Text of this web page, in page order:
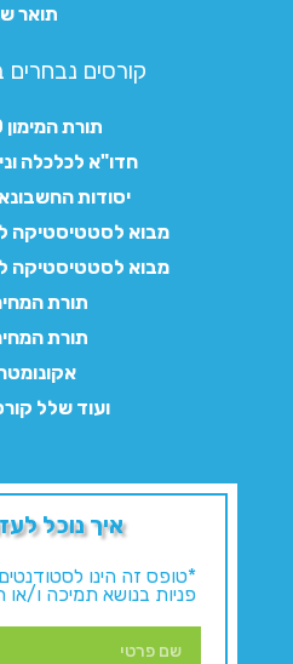
תואר
קורסים
תורת המימון 10230
חדו"א לכלכלה וניהול
יסודות החשבונאות
מבוא לסטטיסטיקה
מבוא לסטטיסטיקה
תורת
תורת
ועוד שלל
איך נוכל
*טופס זה הינו
פניות בנושא תמיכה ו/או